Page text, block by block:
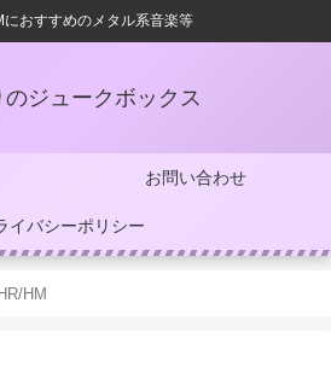
におすすめのメタル系音楽等
のジュークボックス
お問い合わせ
イバシーポリシー
HM